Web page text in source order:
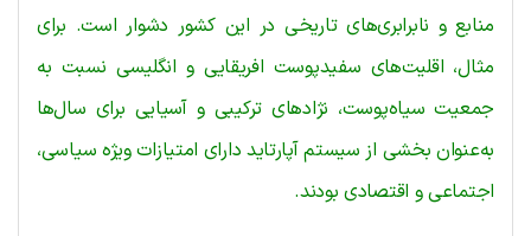
منابع و نابرابری‌های تاریخی در این کشور دشوار است. برای
مثال، اقلیت‌های سفیدپوست افریقایی و انگلیسی نسبت به
جمعیت سیاه‌پوست، نژادهای ترکیبی و آسیایی برای سال‌ها
به‌عنوان بخشی از سیستم آپارتاید دارای امتیازات ویژه سیاسی،
اجتماعی و اقتصادی بودند.